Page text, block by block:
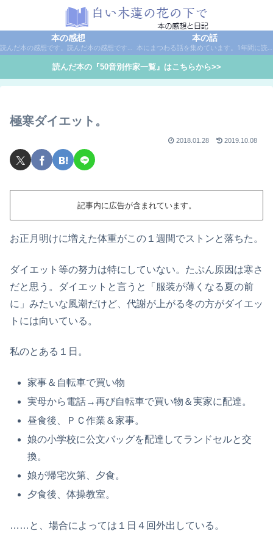
本の感想
読んだ本の感想です。読んだ本の感想です。本は作家名で50音別に分類しています。
本の話
本にまつわる話を集めています。1年間に読んだ本の総括や、本に関する話題など。
読んだ本の『50音別作家一覧』はこちらから>>
極寒ダイエット。
2018.01.28 2019.10.08
記事内に広告が含まれています。
お正月明けに増えた体重がこの１週間でストンと落ちた。
ダイエット等の努力は特にしていない。たぷん原因は寒さ
だと思う。ダイエットと言うと「服装が薄くなる夏の前
に」みたいな風潮だけど、代謝が上がる冬の方がダイエッ
トには向いている。
私のとある１日。
家事＆自転車で買い物
実母から電話→再び自転車で買い物＆実家に配達。
昼食後、ＰＣ作業＆家事。
娘の小学校に公文バッグを配達してランドセルと交
換。
娘が帰宅次第、夕食。
夕食後、体操教室。
……と、場合によっては１日４回外出している。